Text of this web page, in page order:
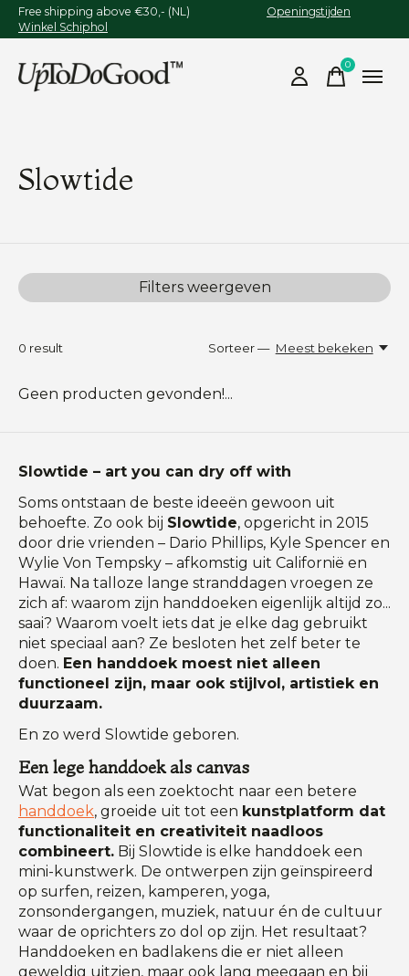
Free shipping above €30,- (NL) Openingstijden
Winkel Schiphol
0items
Slowtide
Filters weergeven
0 result Sorteer — Meest bekeken
Geen producten gevonden!...
Slowtide – art you can dry off with
Soms ontstaan de beste ideeën gewoon uit
behoefte. Zo ook bij Slowtide, opgericht in 2015
door drie vrienden – Dario Phillips, Kyle Spencer en
Wylie Von Tempsky – afkomstig uit Californië en
Hawaï. Na talloze lange stranddagen vroegen ze
zich af: waarom zijn handdoeken eigenlijk altijd zo...
saai? Waarom voelt iets dat je elke dag gebruikt
niet speciaal aan? Ze besloten het zelf beter te
doen. Een handdoek moest niet alleen
functioneel zijn, maar ook stijlvol, artistiek en
duurzaam.
En zo werd Slowtide geboren.
Een lege handdoek als canvas
Wat begon als een zoektocht naar een betere
handdoek, groeide uit tot een kunstplatform dat
functionaliteit en creativiteit naadloos
combineert. Bij Slowtide is elke handdoek een
mini-kunstwerk. De ontwerpen zijn geïnspireerd
op surfen, reizen, kamperen, yoga,
zonsondergangen, muziek, natuur én de cultuur
waar de oprichters zo dol op zijn. Het resultaat?
Handdoeken en badlakens die er niet alleen
geweldig uitzien, maar ook lang meegaan en bij